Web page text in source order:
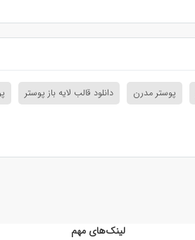
پوستر مدرن دانلود قالب لایه باز پوستر
لینک‌های مهم